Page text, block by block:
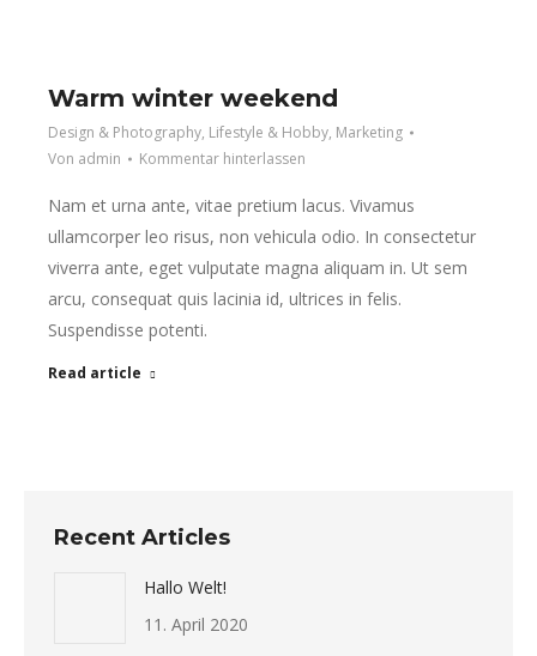
Warm winter weekend
Design & Photography, Lifestyle & Hobby, Marketing
Von admin Kommentar hinterlassen
Nam et urna ante, vitae pretium lacus. Vivamus
ullamcorper leo risus, non vehicula odio. In consectetur
viverra ante, eget vulputate magna aliquam in. Ut sem
arcu, consequat quis lacinia id, ultrices in felis.
Suspendisse potenti.
Read article
Recent Articles
Hallo Welt!
11. April 2020